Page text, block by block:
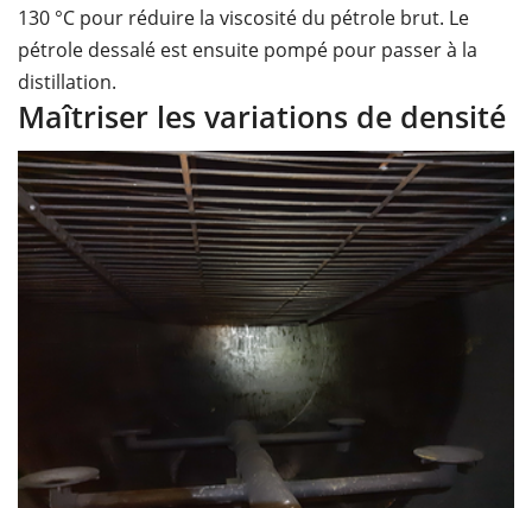
130 °C pour réduire la viscosité du pétrole brut. Le
pétrole dessalé est ensuite pompé pour passer à la
distillation.
Maîtriser les variations de densité